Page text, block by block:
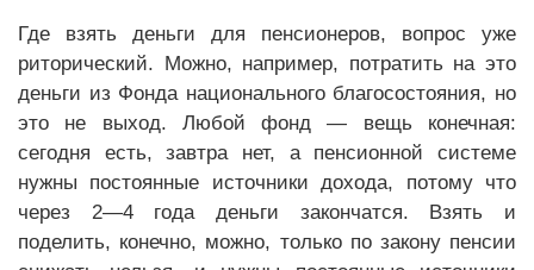
Где взять деньги для пенсионеров, вопрос уже
риторический. Можно, например, потратить на это
деньги из Фонда национального благосостояния, но
это не выход. Любой фонд — вещь конечная:
сегодня есть, завтра нет, а пенсионной системе
нужны постоянные источники дохода, потому что
через 2—4 года деньги закончатся. Взять и
поделить, конечно, можно, только по закону пенсии